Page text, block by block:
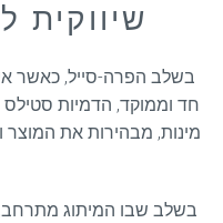
שיווקית
חד וממוקד, הדמיות סטילס
מינות, מבהירות את המוצר
בשלב שבו המיתוג מתרחב,